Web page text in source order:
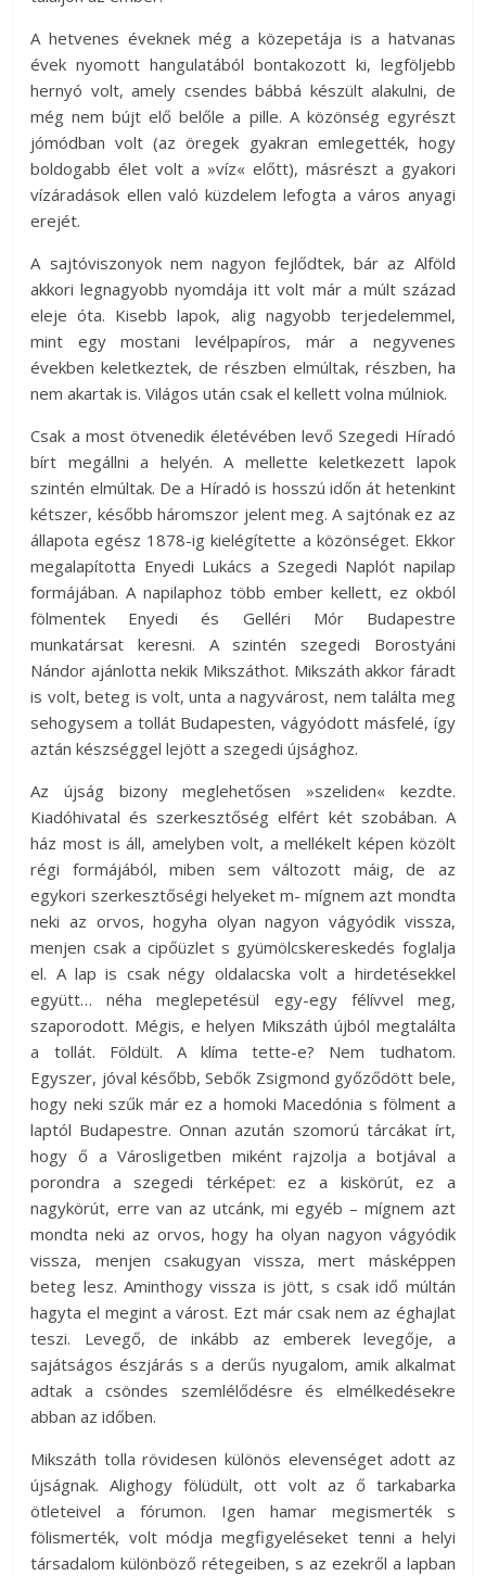
A hetvenes éveknek még a közepetája is a hatvanas
évek nyomott hangulatából bontakozott ki, legföljebb
hernyó volt, amely csendes bábbá készült alakulni, de
még nem bújt elő belőle a pille. A közönség egyrészt
jómódban volt (az öregek gyakran emlegették, hogy
boldogabb élet volt a »víz« előtt), másrészt a gyakori
vízáradások ellen való küzdelem lefogta a város anyagi
erejét.
A sajtóviszonyok nem nagyon fejlődtek, bár az Alföld
akkori legnagyobb nyomdája itt volt már a múlt század
eleje óta. Kisebb lapok, alig nagyobb terjedelemmel,
mint egy mostani levélpapíros, már a negyvenes
években keletkeztek, de részben elmúltak, részben, ha
nem akartak is. Világos után csak el kellett volna múlniok.
Csak a most ötvenedik életévében levő Szegedi Híradó
bírt megállni a helyén. A mellette keletkezett lapok
szintén elmúltak. De a Híradó is hosszú időn át hetenkint
kétszer, később háromszor jelent meg. A sajtónak ez az
állapota egész 1878-ig kielégítette a közönséget. Ekkor
megalapította Enyedi Lukács a Szegedi Naplót napilap
formájában. A napilaphoz több ember kellett, ez okból
fölmentek Enyedi és Gelléri Mór Budapestre
munkatársat keresni. A szintén szegedi Borostyáni
Nándor ajánlotta nekik Mikszáthot. Mikszáth akkor fáradt
is volt, beteg is volt, unta a nagyvárost, nem találta meg
sehogysem a tollát Budapesten, vágyódott másfelé, így
aztán készséggel lejött a szegedi újsághoz.
Az újság bizony meglehetősen »szeliden« kezdte.
Kiadóhivatal és szerkesztőség elfért két szobában. A
ház most is áll, amelyben volt, a mellékelt képen közölt
régi formájából, miben sem változott máig, de az
egykori szerkesztőségi helyeket m- mígnem azt mondta
neki az orvos, hogyha olyan nagyon vágyódik vissza,
menjen csak a cipőüzlet s gyümölcskereskedés foglalja
el. A lap is csak négy oldalacska volt a hirdetésekkel
együtt… néha meglepetésül egy-egy félívvel meg,
szaporodott. Mégis, e helyen Mikszáth újból megtalálta
a tollát. Földült. A klíma tette-e? Nem tudhatom.
Egyszer, jóval később, Sebők Zsigmond győződött bele,
hogy neki szűk már ez a homoki Macedónia s fölment a
laptól Budapestre. Onnan azután szomorú tárcákat írt,
hogy ő a Városligetben miként rajzolja a botjával a
porondra a szegedi térképet: ez a kiskörút, ez a
nagykörút, erre van az utcánk, mi egyéb – mígnem azt
mondta neki az orvos, hogy ha olyan nagyon vágyódik
vissza, menjen csakugyan vissza, mert másképpen
beteg lesz. Aminthogy vissza is jött, s csak idő múltán
hagyta el megint a várost. Ezt már csak nem az éghajlat
teszi. Levegő, de inkább az emberek levegője, a
sajátságos észjárás s a derűs nyugalom, amik alkalmat
adtak a csöndes szemlélődésre és elmélkedésekre
abban az időben.
Mikszáth tolla rövidesen különös elevenséget adott az
újságnak. Alighogy fölüdült, ott volt az ő tarkabarka
ötleteivel a fórumon. Igen hamar megismerték s
fölismerték, volt módja megfigyeléseket tenni a helyi
társadalom különböző rétegeiben, s az ezekről a lapban